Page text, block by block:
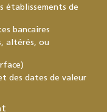
établissements de
bancaires
altérés, ou
des dates de valeur